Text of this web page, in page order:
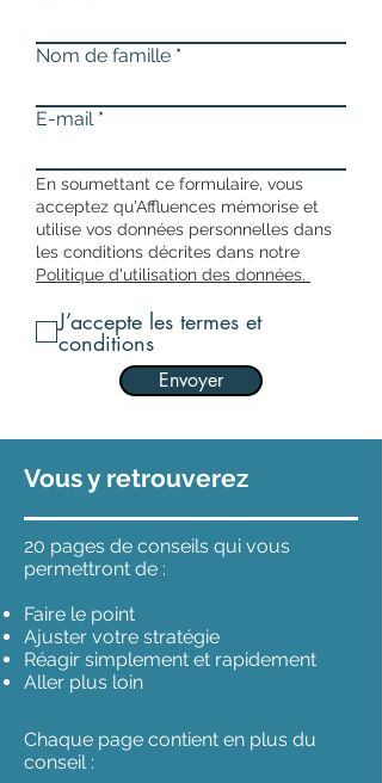
Nom de famille
E-mail
En soumettant ce formulaire, vous
acceptez qu'Affluences mémorise et
utilise vos données personnelles dans
les conditions décrites dans notre
Politique d'utilisation des données.
J’accepte les termes et
conditions
Envoyer
Vous y retrouverez
20 pages de conseils qui vous
permettront de :
Faire le point
Ajuster votre stratégie
Réagir simplement et rapidement
Aller plus loin
Chaque page contient en plus du
conseil :